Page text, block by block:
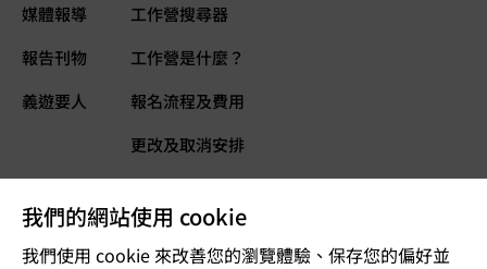
我們的網站使用 cookie
我們使用 cookie 來改善您的瀏覽體驗、保存您的偏好並
媒體報導
報告刊物
義遊要人
工作營搜尋器
工作營是什麼？
報名流程及費用
更改及取消安排
義遊網誌 立即捐款